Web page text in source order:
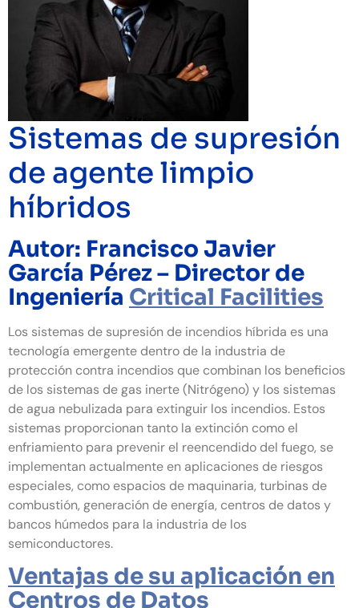
Sistemas de supresión
de agente limpio
híbridos
Autor: Francisco Javier
García Pérez – Director de
Ingeniería Critical Facilities
Los sistemas de supresión de incendios híbrida es una
tecnología emergente dentro de la industria de
protección contra incendios que combinan los beneficios
de los sistemas de gas inerte (Nitrógeno) y los sistemas
de agua nebulizada para extinguir los incendios. Estos
sistemas proporcionan tanto la extinción como el
enfriamiento para prevenir el reencendido del fuego, se
implementan actualmente en aplicaciones de riesgos
especiales, como espacios de maquinaria, turbinas de
combustión, generación de energía, centros de datos y
bancos húmedos para la industria de los
semiconductores.
Ventajas de su aplicación en
Centros de Datos